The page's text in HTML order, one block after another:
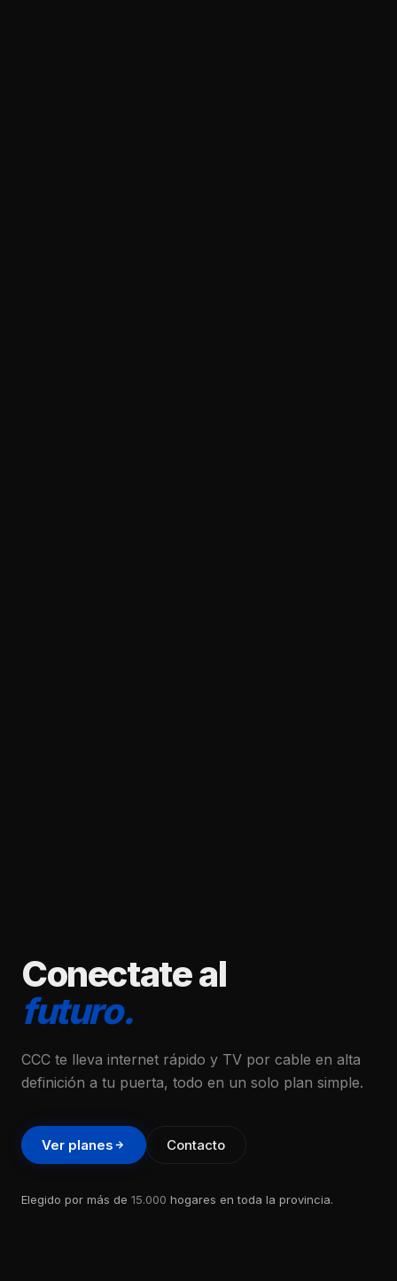
Conectate al
futuro.
CCC te lleva internet rápido y TV por cable en alta
definición a tu puerta, todo en un solo plan simple.
Ver planes Contacto
Elegido por más de 15.000 hogares en toda la provincia.